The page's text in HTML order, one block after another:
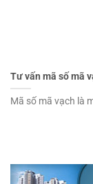
Tư vấn mã số mã
Mã số mã vạch là